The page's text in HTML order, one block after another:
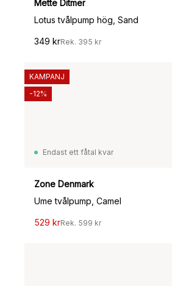
Mette Ditmer
Lotus tvålpump hög, Sand
349 krRek. 395 kr
Endast ett fåtal kvar
Zone Denmark
Ume tvålpump, Camel
529 krRek. 599 kr
KAMPANJ
-12%